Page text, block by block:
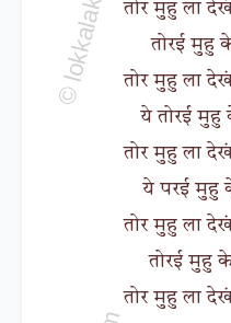
तोर मुहु ला
तोरई मुहु
तोर मुहु ला
ये तोरई
तोर मुहु ला
ये परई मुहु
तोर मुहु ला
तोरई मुहु
तोर मुहु ला